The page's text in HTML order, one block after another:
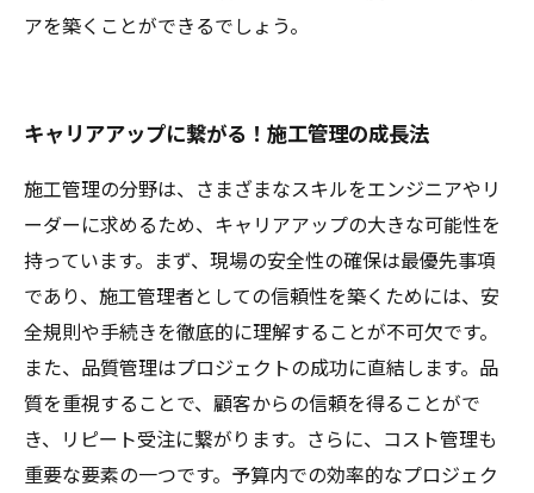
アを築くことができるでしょう。
キャリアアップに繋がる！施工管理の成長法
施工管理の分野は、さまざまなスキルをエンジニアやリ
ーダーに求めるため、キャリアアップの大きな可能性を
持っています。まず、現場の安全性の確保は最優先事項
であり、施工管理者としての信頼性を築くためには、安
全規則や手続きを徹底的に理解することが不可欠です。
また、品質管理はプロジェクトの成功に直結します。品
質を重視することで、顧客からの信頼を得ることがで
き、リピート受注に繋がります。さらに、コスト管理も
重要な要素の一つです。予算内での効率的なプロジェク